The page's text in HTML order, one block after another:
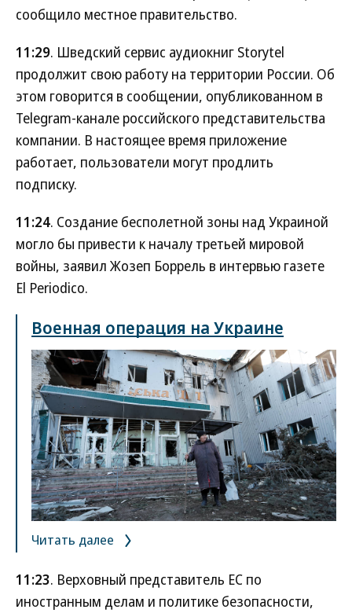
сообщило местное правительство.
11:29. Шведский сервис аудиокниг Storytel
продолжит свою работу на территории России. Об
этом говорится в сообщении, опубликованном в
Telegram-канале российского представительства
компании. В настоящее время приложение
работает, пользователи могут продлить
подписку.
11:24. Создание бесполетной зоны над Украиной
могло бы привести к началу третьей мировой
войны, заявил Жозеп Боррель в интервью газете
El Periodico.
Военная операция на Украине
Читать далее
11:23. Верховный представитель ЕС по
иностранным делам и политике безопасности,